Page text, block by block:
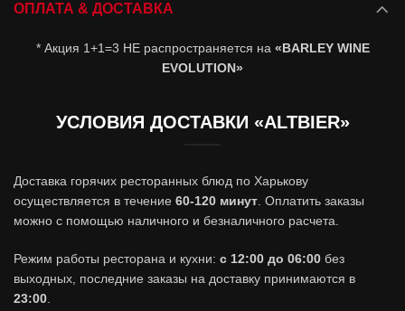
ОПЛАТА & ДОСТАВКА
* Акция 1+1=3 НЕ распространяется на «BARLEY WINE
EVOLUTION»
УСЛОВИЯ ДОСТАВКИ «ALTBIER»
Доставка горячих ресторанных блюд по Харькову
осуществляется в течение 60-120 минут . Оплатить заказы
можно с помощью наличного и безналичного расчета.
Режим работы ресторана и кухни: с 12:00 до 06:00 без
выходных, последние заказы на доставку принимаются в
23:00